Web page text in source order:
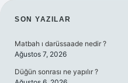
SIDEBAR
SON YAZILAR
Matbah ı darüssaade nedir ?
Ağustos 7, 2026
Düğün sonrası ne yapılır ?